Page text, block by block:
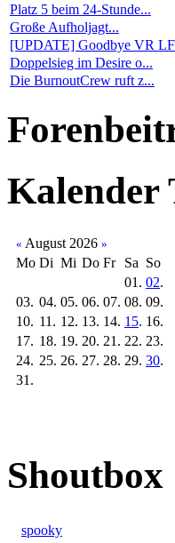
Platz 5 beim 24-Stunde...
Große Aufholjagt...
[UPDATE] Goodbye VR
Doppelsieg im Desire o...
Die BurnoutCrew ruft z...
Kalender
« August 2026 »
Mo Di Mi Do Fr Sa So
01. 02.
03. 04. 05. 06. 07. 08. 09.
10. 11. 12. 13. 14. 15. 16.
17. 18. 19. 20. 21. 22. 23.
24. 25. 26. 27. 28. 29. 30.
31.
Shoutbox
spooky